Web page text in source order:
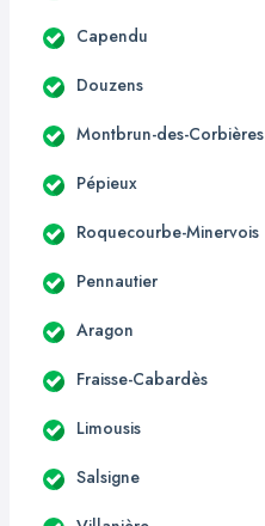
Capendu
Douzens
Montbrun-des-Corbières
Pépieux
Roquecourbe-Minervois
Pennautier
Aragon
Fraisse-Cabardès
Limousis
Salsigne